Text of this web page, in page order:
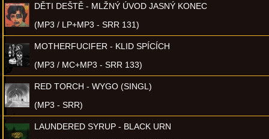
DĚTI DEŠTĚ - MLŽNÝ ÚVOD JASNÝ KONEC
(MP3 / LP+MP3 - SRR 131)
MOTHERFUCIFER - KLID SPÍCÍCH
(MP3 / MC+MP3 - SRR 133)
RED TORCH - WYGO (SINGL)
(MP3 - SRR)
LAUNDERED SYRUP - BLACK URN